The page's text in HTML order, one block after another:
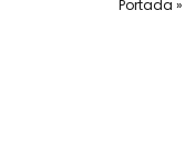
Portada »